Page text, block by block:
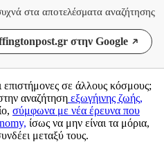
στα αποτελέσματα αναζήτησης
στην Google
επιστήμονες σε άλλους κόσμους;
αναζήτηση εξωγήινης ζωής,
σύμφωνα με νέα έρευνα που
ίσως να μην είναι τα μόρια,
μεταξύ τους.